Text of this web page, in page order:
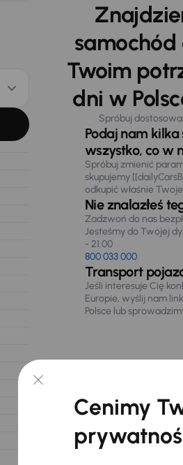
Twoim
dni w
Spróbuj
Podaj nam kilka
wszystko, co w
Spróbuj zmienić
skupujemy
odkupić właśnie
Nie znalazłeś
Zadzwoń do nas
Jesteśmy do Twojej
- 21:00
800 033 000
Transport
Jeśli interesuje Cię
Europie, wyślij nam
Polsce lub
Cenimy